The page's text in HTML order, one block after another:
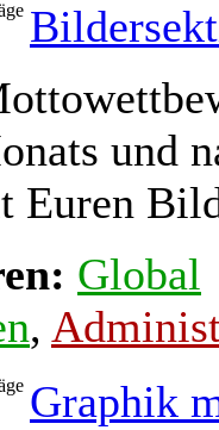
und
Euren
Global
,
Graphik